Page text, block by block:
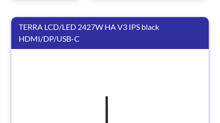
TERRA LCD/LED 2427W HA V3 IPS black
HDMI/DP/USB-C